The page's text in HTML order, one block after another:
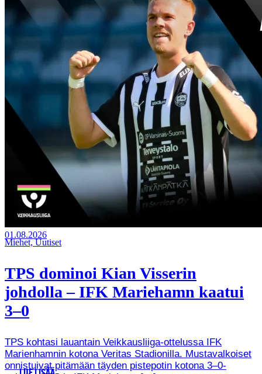
01.08.2026
Miehet, Uutiset
TPS dominoi Kian Visserin
johdolla – IFK Mariehamn kaatui
3–0
TPS kohtasi lauantain Veikkausliiga-ottelussa IFK
Marienhamnin kotona Veritas Stadionilla. Mustavalkoiset
onnistuivat pitämään täyden pistepotin kotona 3–0-